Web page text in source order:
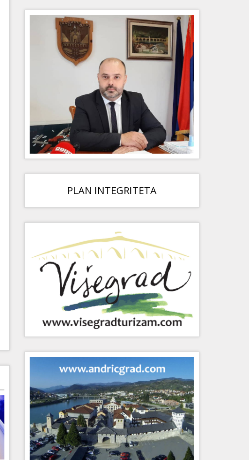
PLAN INTEGRITETA